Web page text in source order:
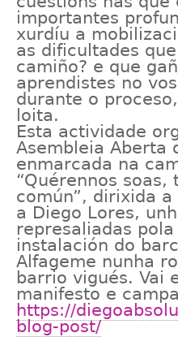
importantes
xurdíu a
as dificultades
camiño? e que
aprendistes no
durante o
loita.
Esta actividade
Asembleia Aberta
enmarcada na
“Quérennos soas,
común”, dirixida
a Diego Lores,
represaliadas
instalación do
Alfageme nunha
barrio vigués. Vai
manifesto e
https://
blog-post/